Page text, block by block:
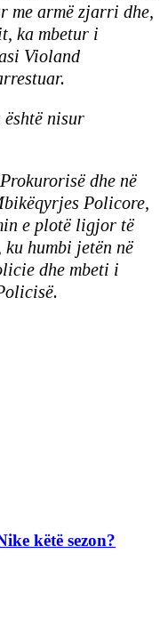
me armë zjarri dhe,
ka mbetur i
Violand
nisur
dhe në
Policore,
e plotë ligjor të
humbi jetën në
dhe mbeti i
këtë sezon?